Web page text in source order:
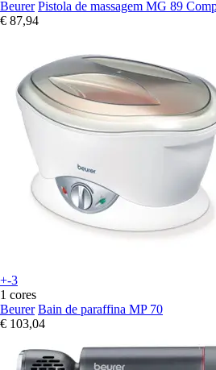
Beurer Pistola de massagem MG 89
€ 87,94
+-3
1 cores
Beurer Bain de paraffina MP 70
€ 103,04